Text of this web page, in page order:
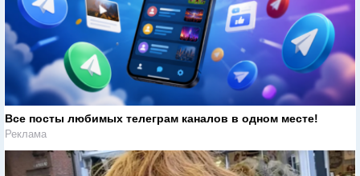
Все посты любимых телеграм каналов в одном месте!
Реклама